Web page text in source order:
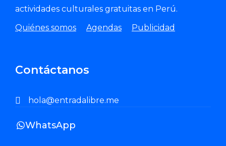
actividades culturales gratuitas en Perú.
Quiénes somos
Agendas Publicidad
Contáctanos
hola@entradalibre.me
WhatsApp